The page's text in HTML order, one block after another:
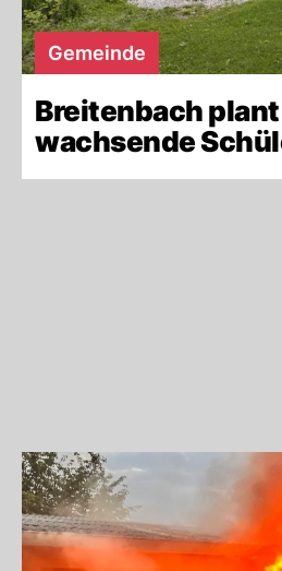
Gemeinde
Breitenbach
wachsende